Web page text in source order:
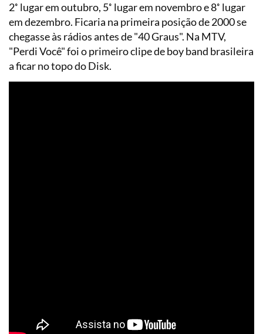
2˚ lugar em outubro, 5˚ lugar em novembro e 8˚ lugar
em dezembro. Ficaria na primeira posição de 2000 se
chegasse às rádios antes de "40 Graus". Na MTV,
"Perdi Você" foi o primeiro clipe de boy band brasileira
a ficar no topo do Disk.